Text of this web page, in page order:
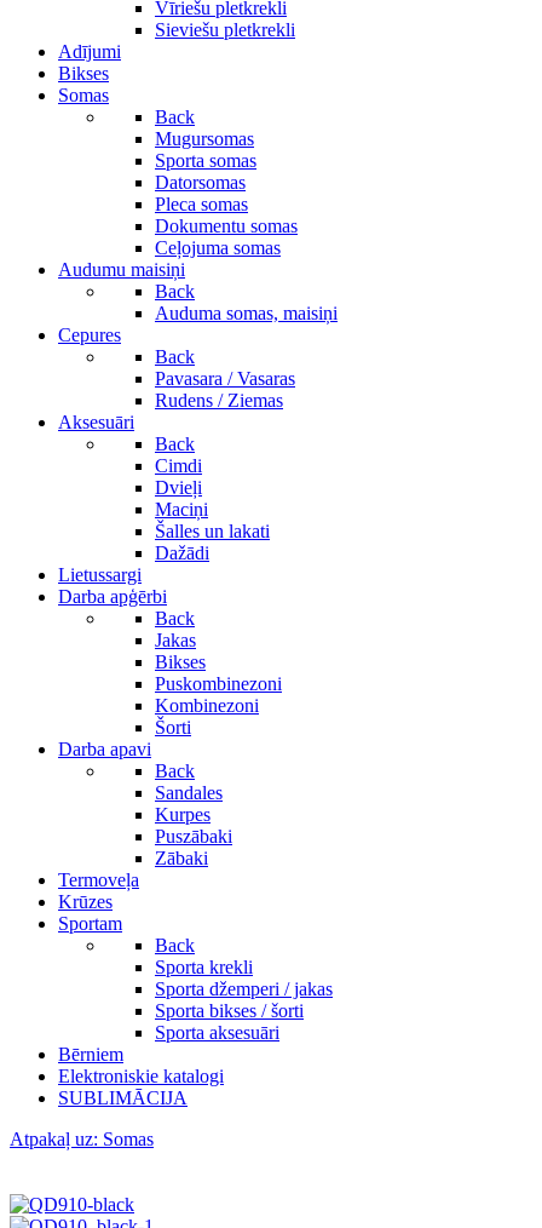
Vīriešu pletkrekli
Sieviešu pletkrekli
Adījumi
Bikses
Somas
Back
Mugursomas
Sporta somas
Datorsomas
Pleca somas
Dokumentu somas
Ceļojuma somas
Audumu maisiņi
Back
Auduma somas, maisiņi
Cepures
Back
Pavasara / Vasaras
Rudens / Ziemas
Aksesuāri
Back
Cimdi
Dvieļi
Maciņi
Šalles un lakati
Dažādi
Lietussargi
Darba apģērbi
Back
Jakas
Bikses
Puskombinezoni
Kombinezoni
Šorti
Darba apavi
Back
Sandales
Kurpes
Puszābaki
Zābaki
Termoveļa
Krūzes
Sportam
Back
Sporta krekli
Sporta džemperi / jakas
Sporta bikses / šorti
Sporta aksesuāri
Bērniem
Elektroniskie katalogi
SUBLIMĀCIJA
Atpakaļ uz: Somas